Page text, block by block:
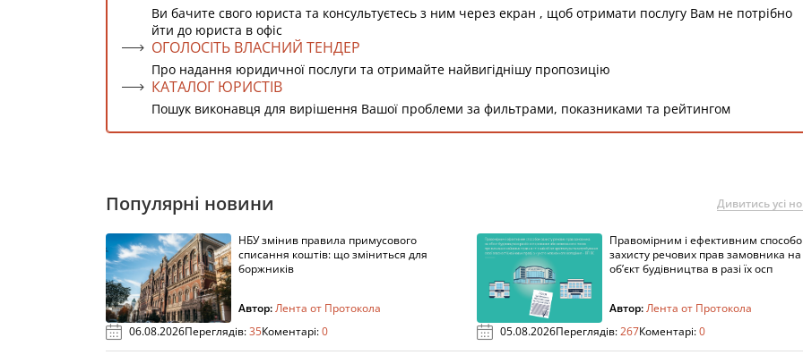
Ви бачите свого юриста та консультуєтесь з ним через екран , щоб отримати послугу Вам не потрібно
йти до юриста в офіс
ОГОЛОСІТЬ ВЛАСНИЙ ТЕНДЕР
Про надання юридичної послуги та отримайте найвигіднішу пропозицію
КАТАЛОГ ЮРИСТІВ
Пошук виконавця для вирішення Вашої проблеми за фильтрами, показниками та рейтингом
Популярні новини Дивитись усі
НБУ змінив правила примусового
списання коштів: що зміниться для
боржників
Автор:Лента от Протокола
06.08.2026Переглядів:35Коментарі:0
Правомірним і ефективним
захисту речових прав замовника на
об’єкт будівництва в разі їх осп
Автор:Лента от Протокола
05.08.2026Переглядів:267Коментарі:0